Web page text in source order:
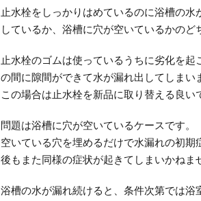
止水栓をしっかりはめているのに浴槽の
しているか、浴槽に穴が空いているかのど
止水栓のゴムは使っているうちに劣化を
の間に隙間ができて水が漏れ出してしまい
この場合は止水栓を新品に取り替える良い
問題は浴槽に穴が空いているケースです。
空いている穴を埋めるだけで水漏れの初
後もまた同様の症状が起きてしまいかねま
浴槽の水が漏れ続けると、条件次第では